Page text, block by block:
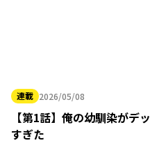
連載 2026/05/08
2026年05月08日
【第1話】 俺の幼馴染がデ
すぎた